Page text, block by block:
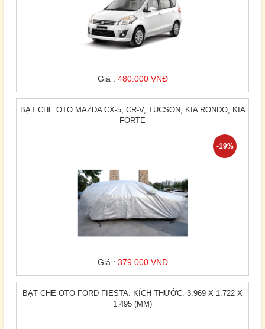
Giá : 480.000 VNĐ
BẠT CHE OTO MAZDA CX-5, CR-V, TUCSON, KIA RONDO, KIA
FORTE
-19%
Giá : 379.000 VNĐ
BẠT CHE OTO FORD FIESTA. KÍCH THƯỚC: 3.969 X 1.722 X
1.495 (MM)